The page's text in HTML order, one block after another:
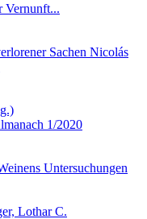
Vernunft...
Nicolás
1/2020
Untersuchungen
Lothar C.